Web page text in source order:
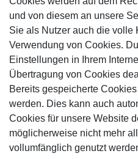
und von diesem an unsere
Sie als Nutzer auch die volle
Verwendung von Cookies.
Einstellungen in Ihrem
Übertragung von Cookies
Bereits gespeicherte
werden. Dies kann auch
Cookies für unsere Website
möglicherweise nicht mehr
vollumfänglich genutzt